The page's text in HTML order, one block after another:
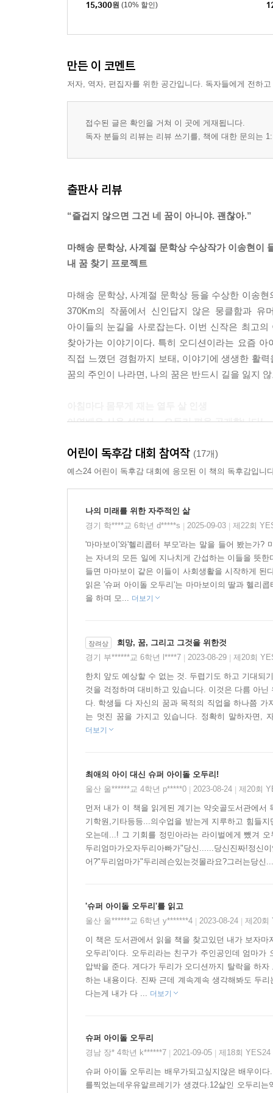
15,300원 (10% 할인)
만든 이 코멘트
저자, 역자, 편집자를 위한 공간입니다. 독자들에게 전하
접수된 글은 확인을 거쳐 이 곳에 게재됩니다.
독자 분들의 리뷰는 리뷰 쓰기를, 책에 대한 문의는
출판사 리뷰
“즐겁지 않으면 그건 네 꿈이 아니야. 괜찮아.”
마해송 문학상, 사계절 문학상 수상작가 이송현이
내 꿈 찾기 프로젝트
마해송 문학상, 사계절 문학상 등을 수상한 이송
370Km의 작품에서 신인답지 않은 뭉클함과 유
아이들의 눈길을 사로잡는다. 이번 신작은 최고
찾아가는 이야기이다. 특히 오디션이라는 요즘
직접 느꼈던 경험까지 보태, 이야기에 생생한 활
꿈의 주인이 나라면, 나의 꿈은 반드시 길을 잃지
아역배우 사용 설명서 _ 오두리 편을 공개합니다!
주인공 오두리는 열두 살 소녀다. 다섯 살 때부터
멋진 배우가 되라는 뜻에서 ‘오두리’라는 이름
지성이의 뒷바라지는 뒤로한 채 오로지 두리에
오드리 햅번처럼 멋진 스타가 되길 바라는 엄마
하다. 한마디로 ‘웃고픈’ 열두 살 인생이다.
아침마다 몸무게 재기. 다이어트를 위해 풀 잔치
행동해야 한다. 어쩌다가 나간 학교에서도 친구
하는 고달픈 열두 살 인생이 바로 두리다. 학교
헷갈린다는 것. 두리 마음속에 드는 의문 한 가
두리의 성장 과정은 자기 꿈을 스스로 찾아가
불빛을 내는 등대가 되어 줄 것이다. 다쳐도 다시
“꿈은 절대 포기하는 게 아니야. 진짜 꿈은 아무
그런 건 가짜야.”
“내 꿈을 내가 키운다는 생각도 해 본 적이 없었다.
아이들의 꿈은 하루에도 수도 없이 바뀌고, 한꺼
유치원 다닐 때는 수영을 잘하고 싶어서 개구리
화가, 요트 선수, 가수(노래에 별로 소질은 없
꿈꾸었다. ‘군인+작가’, ‘의사+작가’, ‘화가+작
자신의 꿈을 정확히 알고 노력하는 멋진 친구들
멋지고 화려한 꿈 그 자체보다도, 값진 것일 것이
또 그만큼 잘 키워 갈 것을 당부한다.
“꿀 수 있을 때 많이 꿔. 꿈꾸는 건 공짜니까. 이것
어린이 독후감 대회 참여작 (17개)
예스24 어린이 독후감 대회에 응모된 이 책의 독후감입니
나의 미래를 위한 자주적인 삶
경기 학****교 6학년 d*****s
2025-09-03 제22회
'마마보이'와'헬리콥터 부모'라는 말을 들어 봤는가?
는 자녀의 모든 일에 지나치게 간섭하는 이들을 뜻
들면 마마보이 같은 이들이 사회생활을 시작하게
읽은 '슈퍼 아이돌 오두리'는 마마보이의 딸과 헬리
을 하며 모... 더보기
장려상
희망, 꿈, 그리고 그것을 위한것
경기 부******교 6학년 l****7
2023-08-29 제20회
한치 앞도 예상할 수 없는 것. 두렵기도 하고 기대되
것을 걱정하며 대비하고 있습니다. 이것은 다름 아
다. 학생들 다 자신의 꿈과 목적의 직업을 하나쯤
는 멋진 꿈을 가지고 있습니다. 정확히 말하자면,
더보기
최애의 아이 대신 슈퍼 아이돌 오두리!
울산 울******교 4학년 p*****0
2023-08-24 제20회
먼저 내가 이 책을 읽게된 계기는 약숫골도서관에
기학원,기타등등...의수업을 받는게 지루하고 힘들
오는데...! 그 기회를 정민아라는 라이벌에게 뺐겨
두리엄마가오자두리아빠가"당신......당신진짜!정신
어?"두리엄마가"두리레슨있는것몰라요?그러는당신
'슈퍼 아이돌 오두리'를 읽고
울산 울******교 6학년 y*******4
2023-08-24 제20회
이 책은 도서관에서 읽을 책을 찾고있던 내가 보자
오두리'이다. 오두리라는 친구가 주인공인데 엄마
압박을 준다. 게다가 두리가 오디션까지 탈락을 하
하는 내용이다. 진짜 근데 계속계속 생각해봐도 두
다는게 내가 다 ... 더보기
슈퍼 아이돌 오두리
경남 장* 4학년 k******7
2021-09-05 제18회
슈퍼 아이돌 오두리는 배우가되고싶지않은 배우이
를찍었는데우유알르레기가 생겼다.12살인 오두리